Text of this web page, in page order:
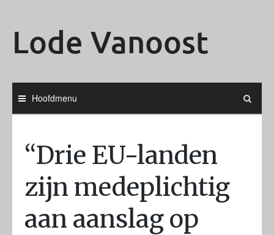
Lode Vanoost
Hoofdmenu
“Drie EU-landen
zijn medeplichtig
aan aanslag op